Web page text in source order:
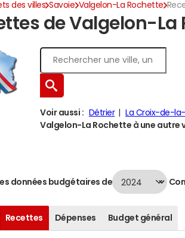
des villes Savoie Valgelon-La Rochette
de Valgelon-La
Voir aussi : Détrier La Croix-de-
Valgelon-La Rochette à une autre
données budgétaires de
Recettes Dépenses Budget général